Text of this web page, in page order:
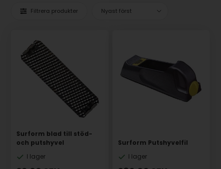
Filtrera produkter
Surform blad till stöd-
och putshyvel
I lager
Surform Putshyvelfil
I lager